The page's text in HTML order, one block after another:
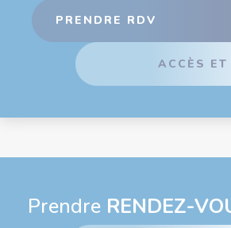
PRENDRE RDV
ACCÈS
Prendre RENDEZ-